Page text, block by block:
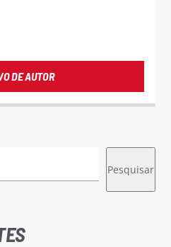
DE AUTOR
Pesquisar